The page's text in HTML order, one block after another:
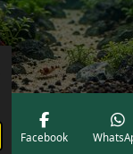
Facebook